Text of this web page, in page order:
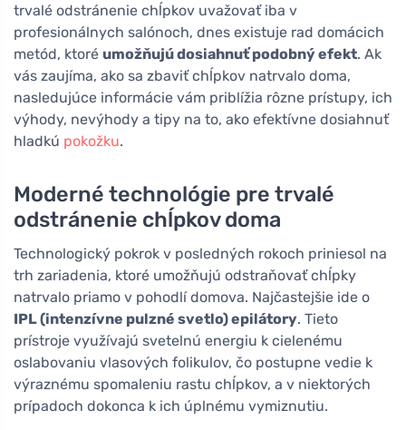
trvalé odstránenie chĺpkov uvažovať iba v
profesionálnych salónoch, dnes existuje rad domácich
metód, ktoré umožňujú dosiahnuť podobný efekt. Ak
vás zaujíma, ako sa zbaviť chĺpkov natrvalo doma,
nasledujúce informácie vám priblížia rôzne prístupy, ich
výhody, nevýhody a tipy na to, ako efektívne dosiahnuť
hladkú pokožku.
Moderné technológie pre trvalé
odstránenie chĺpkov doma
Technologický pokrok v posledných rokoch priniesol na
trh zariadenia, ktoré umožňujú odstraňovať chĺpky
natrvalo priamo v pohodlí domova. Najčastejšie ide o
IPL (intenzívne pulzné svetlo) epilátory. Tieto
prístroje využívajú svetelnú energiu k cielenému
oslabovaniu vlasových folikulov, čo postupne vedie k
výraznému spomaleniu rastu chĺpkov, a v niektorých
prípadoch dokonca k ich úplnému vymiznutiu.